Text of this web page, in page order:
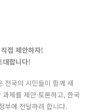
접 제안하자!
대합니다!
전국의 시민들이 함께 새
제를 제안·토론하고, 한국
부에 전달하려 합니다.